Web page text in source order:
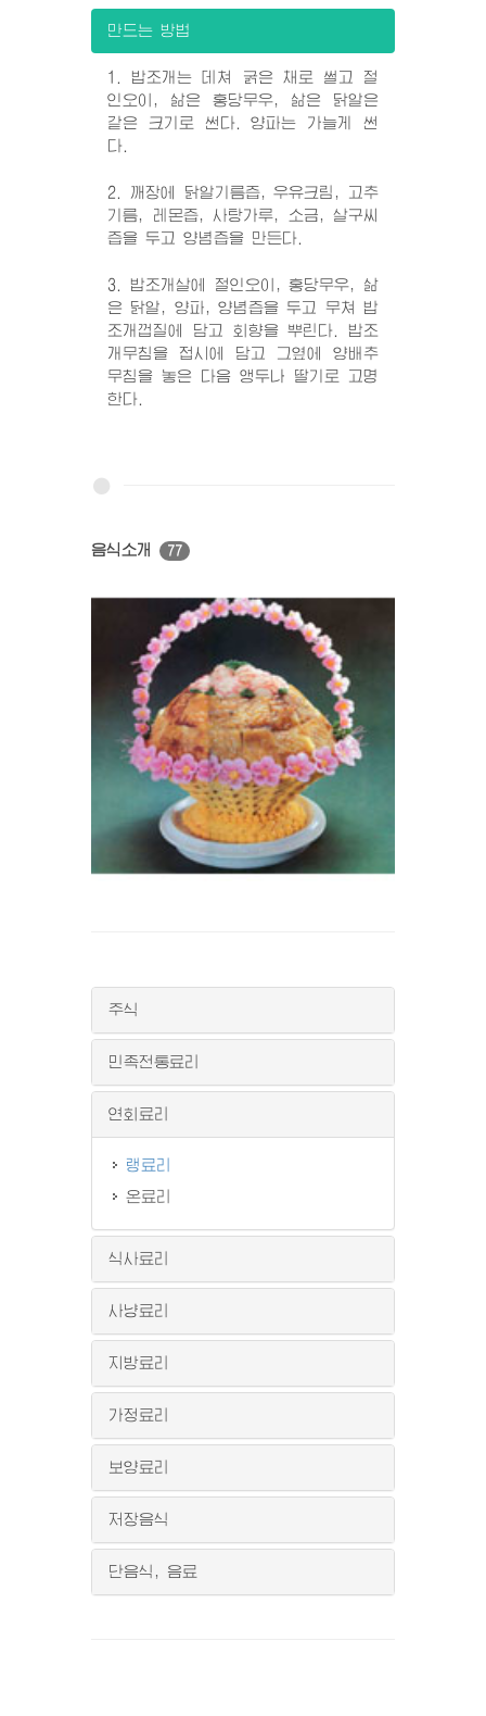
만드는 방법
1. 밥조개는 데쳐 굵은 채로 썰고 절
인오이, 삶은 홍당무우, 삶은 닭알은
같은 크기로 썬다. 양파는 가늘게 썬
다.
2. 깨장에 닭알기름즙, 우유크림, 고추
기름, 레몬즙, 사탕가루, 소금, 살구씨
즙을 두고 양념즙을 만든다.
3. 밥조개살에 절인오이, 홍당무우, 삶
은 닭알, 양파, 양념즙을 두고 무쳐 밥
조개껍질에 담고 회향을 뿌린다. 밥조
개무침을 접시에 담고 그옆에 양배추
무침을 놓은 다음 앵두나 딸기로 고명
한다.
음식소개 77
주식
민족전통료리
연회료리
랭료리
온료리
식사료리
사냥료리
지방료리
가정료리
보양료리
저장음식
단음식, 음료